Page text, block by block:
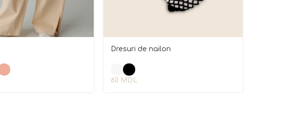
Dresuri de nailon
60 MDL